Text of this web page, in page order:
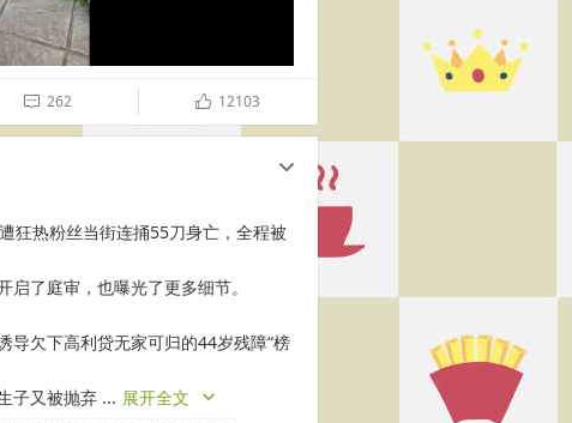
 262 ñ 12103
c
狂热粉丝当街连捅55刀身亡，全程被
了庭审，也曝光了更多细节。
导欠下高利贷无家可归的44岁残障“榜
子又被抛弃 ​​​​... 展开全文 c